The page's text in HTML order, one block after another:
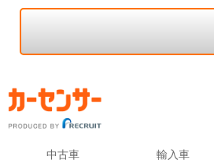
中古車 輸入車